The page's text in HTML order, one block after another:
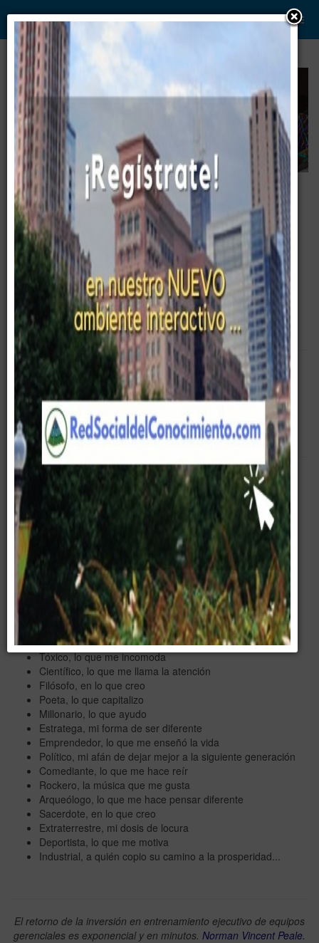
WWW. PABLO G PAEZ .COM
www . piramide digital . com
Pablo G Páez
Como pienso, soy y estoy ...
Empty
Biografias
¿ Quieres saber lo que pienso ?
¿ Quieres saber cómo estoy ?
¿ Quieres conocerme bien ?
Ingresa en
www.redsocialdelconocimiento.com
Y cuando veas una publicación del:
Aventurero, es donde he estado.
Soñador, donde quiero ir
Motociclista, mi espíritu
Gerente, lo que vivo
Romántico, lo que siento
Técnico, lo que aprendo
Tóxico, lo que me incomoda
Científico, lo que me llama la atención
Filósofo, en lo que creo
Poeta, lo que capitalizo
Millonario, lo que ayudo
Estratega, mi forma de ser diferente
Emprendedor, lo que me enseñó la vida
Político, mi afán de dejar mejor a la siguiente generación
Comediante, lo que me hace reír
⁠Rockero, la música que me gusta
⁠Arqueólogo, lo que me hace pensar diferente
⁠Sacerdote, en lo que creo
Extraterrestre, mi dosis de locura
⁠Deportista, lo que me motiva
Industrial, a quién copio su camino a la prosperidad...
El retorno de la inversión en entrenamiento ejecutivo de equipos
gerenciales es exponencial y en minutos. Norman Vincent Peale.